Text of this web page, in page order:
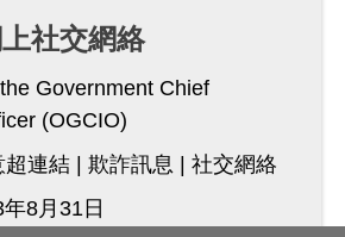
社交網絡
Government Chief
(OGCIO)
超連結 欺詐訊息
社交網絡
8月31日